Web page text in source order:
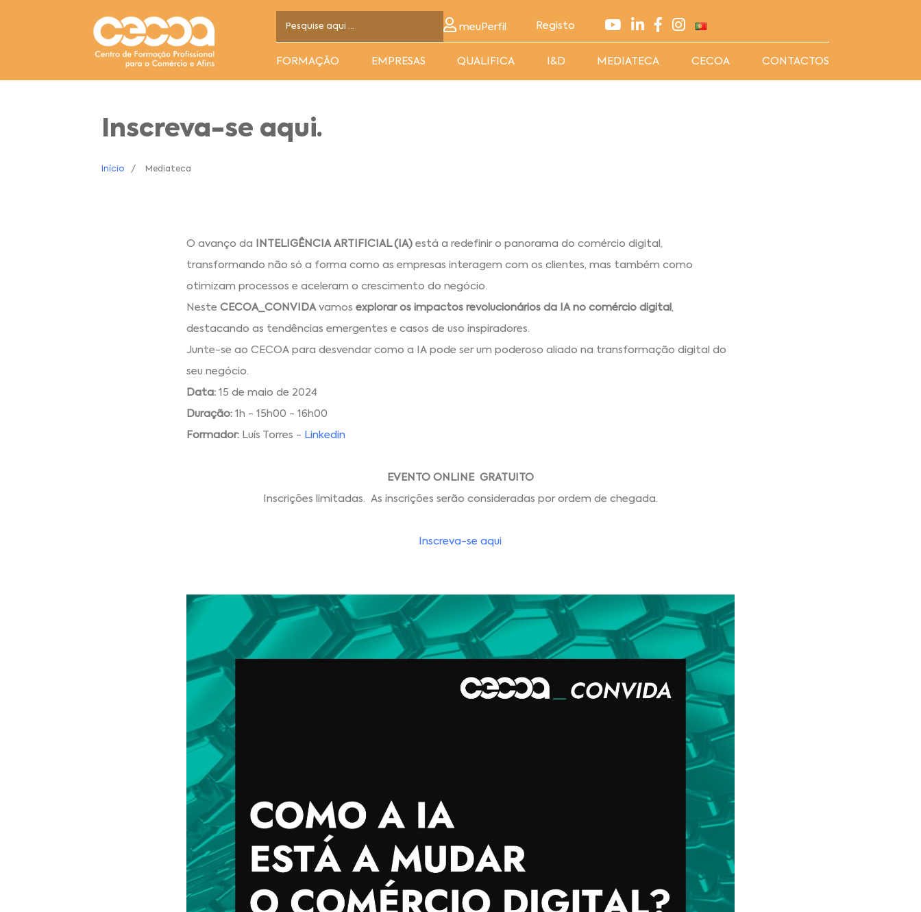
meuPerfil Registo
FORMAÇÃO EMPRESAS QUALIFICA I&D MEDIATECA CECOA CONTACTOS
Inscreva-se aqui.
Início Mediateca
O avanço da INTELIGÊNCIA ARTIFICIAL (IA) está a redefinir o panorama do comércio digital,
transformando não só a forma como as empresas interagem com os clientes, mas também como
otimizam processos e aceleram o crescimento do negócio.
Neste CECOA_CONVIDAvamos explorar os impactos revolucionários da IA no comércio digital ,
destacando as tendências emergentes e casos de uso inspiradores.
Junte-se ao CECOA para desvendar como a IA pode ser um poderoso aliado na transformação digital do
seu negócio.
Data: 15 de maio de 2024
Duração: 1h - 15h00 - 16h00
Formador: Luís Torres - Linkedin
EVENTO ONLINE GRATUITO
Inscrições limitadas. As inscrições serão consideradas por ordem de chegada.
Inscreva-se aqui